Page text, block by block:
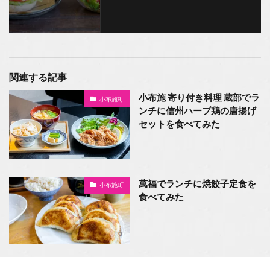
関連する記事
小布施町
小布施 寄り付き料理 蔵部でラ
ンチに信州ハーブ鶏の唐揚げ
セットを食べてみた
小布施町
萬福でランチに焼餃子定食を
食べてみた